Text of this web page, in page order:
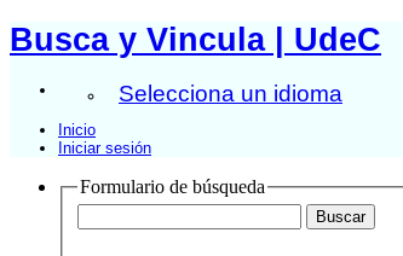
Busca y Vincula | UdeC
Selecciona un idioma
Inicio
Iniciar sesión
Formulario de búsqueda